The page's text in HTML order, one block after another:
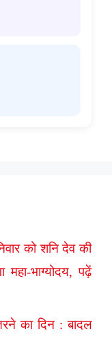
को शनि देव की
भाग्योदय, पढ़ें
का दिन : बादल